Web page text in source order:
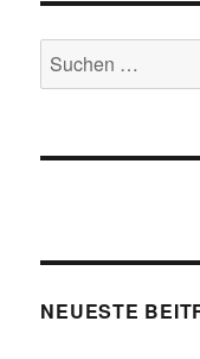
Suchen
nach:
NEUESTE